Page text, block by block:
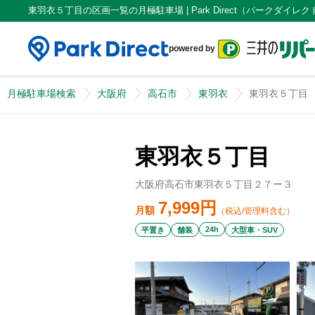
東羽衣５丁目の区画一覧の月極駐車場 | Park Direct（パークダイレク
powered by
月極駐車場検索 大阪府 高石市 東羽衣 東羽衣５丁目
東羽衣５丁目
大阪府高石市東羽衣５丁目２７ー３
月額 7,999円 （税込/管理料含む）
平置き 舗装 24h 大型車・SUV